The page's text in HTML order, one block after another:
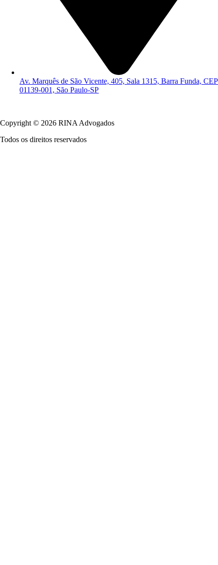
Av. Marquês de São Vicente, 405, Sala 1315, Barra Funda, CEP
01139-001, São Paulo-SP
Copyright © 2026 RINA Advogados
Todos os direitos reservados